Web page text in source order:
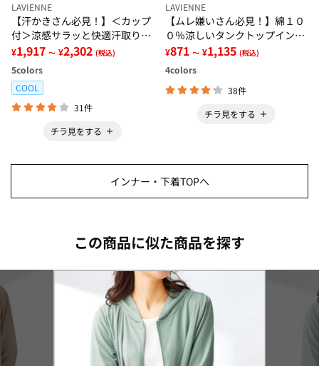
LAVIENNE
【汗かきさん必見！】＜カップ
付＞涼感サラッと快適汗取りタ
ンクトップインナー＜さらりラ
ボ＞
¥1,917 ～ ¥2,302 (税込)
5colors
COOL
31件
チラ見をする
LAVIENNE
【ムレ嫌いさん必見！】綿１０
０％涼しいタンクトップインナ
ー＜さらりラボ＞
¥871 ～ ¥1,135 (税込)
4colors
38件
チラ見をする
インナー・下着TOPへ
この商品に似た商品を探す